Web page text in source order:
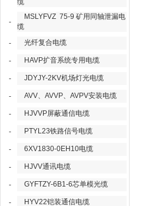
缆
-
MSLYFVZ 75-9 矿用同轴泄漏电
缆
-
光纤复合电缆
- HAVP扩音系统专用电缆
- JDYJY-2KV机场灯光电缆
- AVV、AVVP、AVPV安装电缆
- HJVVP屏蔽通信电缆
- PTYL23铁路信号电缆
- 6XV1830-0EH10电缆
- HJVV通讯电缆
- GYFTZY-6B1-6芯单模光缆
- HYV22铠装通信电缆